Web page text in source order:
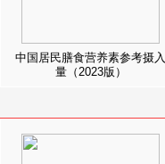
中国居民膳食营养素参考摄入
量（2023版）